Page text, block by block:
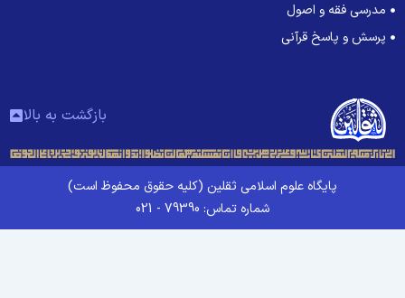
مدرسی فقه و اصول
پرسش و پاسخ قرآنی
بازگشت به بالا
پایگاه علوم اسلامی ثقلین (کلیه حقوق محفوظ است)
شماره تماس: 79390 - 021